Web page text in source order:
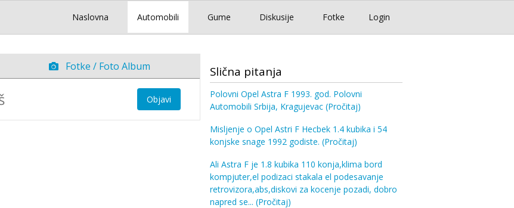
Login
Naslovna Automobili Gume Diskusije Fotke
Fotke / Foto Album
Objavi
Slična pitanja
Polovni Opel Astra F 1993. god. Polovni
Automobili Srbija, Kragujevac (Pročitaj)
Misljenje o Opel Astri F Hecbek 1.4 kubika i 54
konjske snage 1992 godiste. (Pročitaj)
Ali Astra F je 1.8 kubika 110 konja,klima bord
kompjuter,el podizaci stakala el podesavanje
retrovizora,abs,diskovi za kocenje pozadi, dobro
napred se... (Pročitaj)